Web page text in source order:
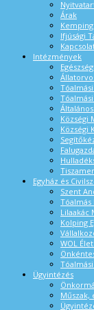
Árak
Kemping
Ifjúsági
Intézmények
Községi
Községi
Egyház és
Szent
Tóalmás
Lilaakác
Kolping
WOL
Ügyintézés
Műszak,